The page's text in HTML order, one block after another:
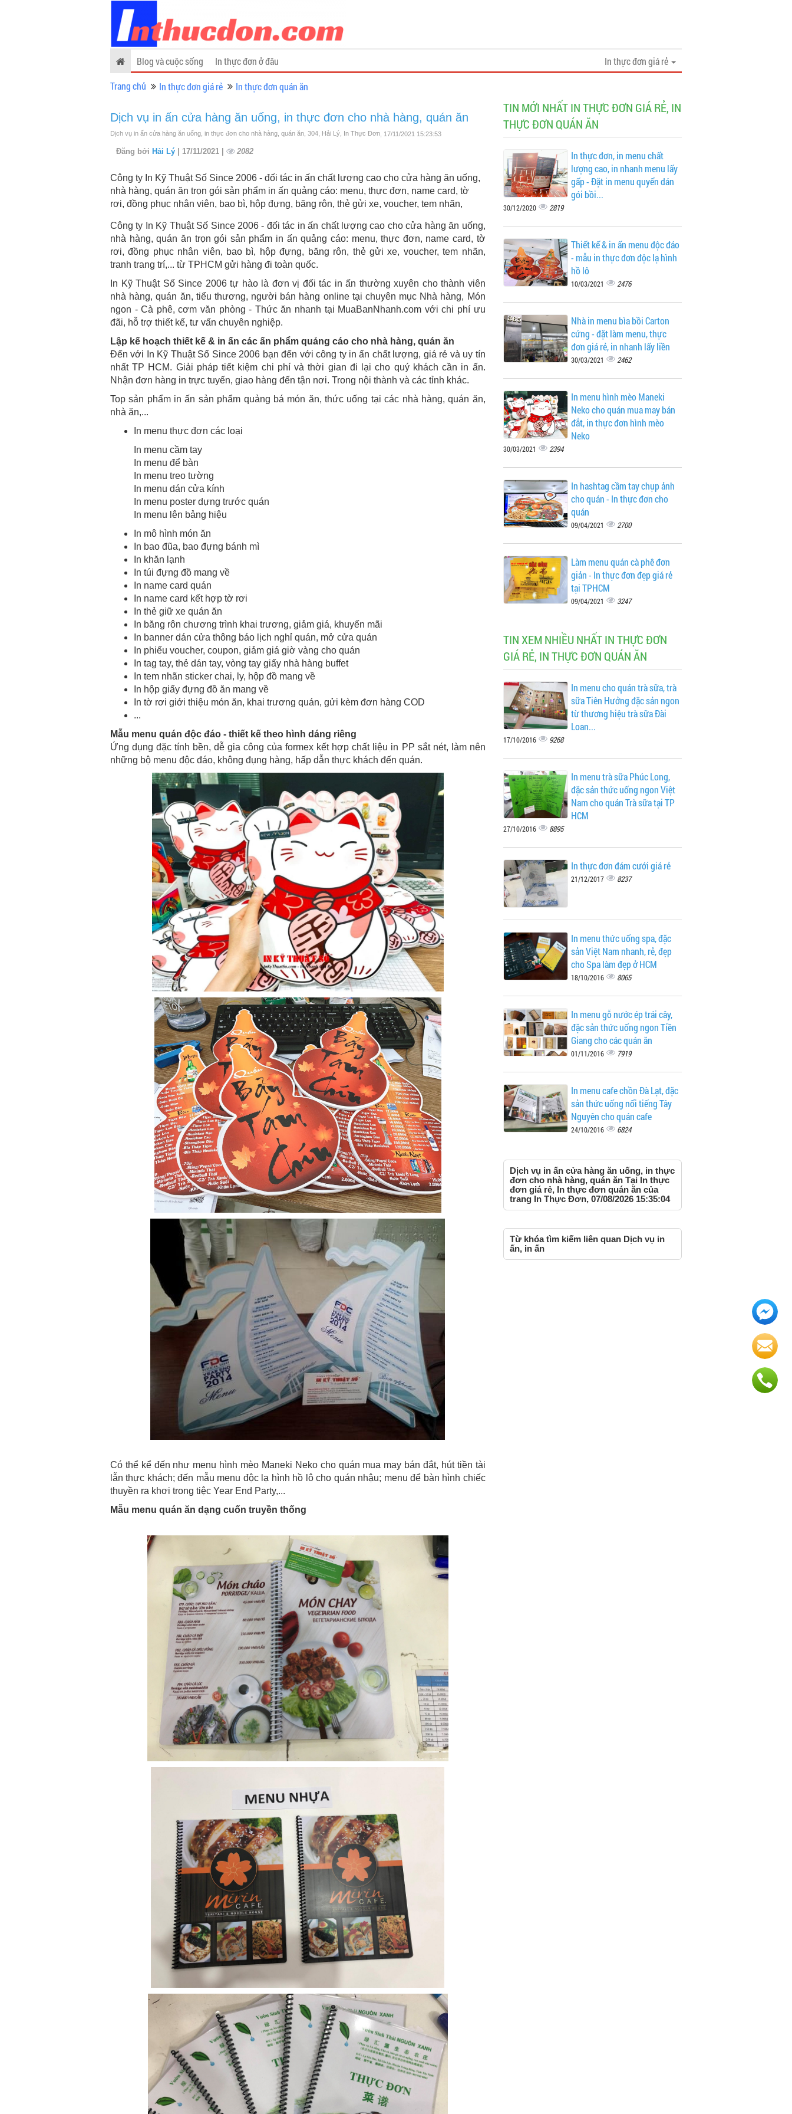
In thực đơn giá rẻ
Blog và cuộc sống
In thực đơn ở đâu
Trang chủ
In thực đơn giá rẻ In thực đơn quán ăn
Dịch vụ in ấn cửa hàng ăn uống, in thực đơn cho nhà hàng, quán ăn
Dịch vụ in ấn cửa hàng ăn uống, in thực đơn cho nhà hàng, quán ăn, 304, Hải Lý, In Thực Đơn , 17/11/2021 15:23:53
Đăng bởi Hải Lý | 17/11/2021 | 2082
Công ty In Kỹ Thuật Số Since 2006 - đối tác in ấn chất lượng cao cho cửa hàng ăn uống,
nhà hàng, quán ăn trọn gói sản phẩm in ấn quảng cáo: menu, thực đơn, name card, tờ
rơi, đồng phục nhân viên, bao bì, hộp đựng, băng rôn, thẻ gửi xe, voucher, tem nhãn,
Công ty In Kỹ Thuật Số Since 2006 - đối tác in ấn chất lượng cao cho cửa hàng ăn uống,
nhà hàng, quán ăn trọn gói sản phẩm in ấn quảng cáo: menu, thực đơn, name card, tờ
rơi, đồng phục nhân viên, bao bì, hộp đựng, băng rôn, thẻ gửi xe, voucher, tem nhãn,
tranh trang trí,... từ TPHCM gửi hàng đi toàn quốc.
In Kỹ Thuật Số Since 2006 tự hào là đơn vị đối tác in ấn thường xuyên cho thành viên
nhà hàng, quán ăn, tiểu thương, người bán hàng online tại chuyên mục Nhà hàng, Món
ngon - Cà phê, cơm văn phòng - Thức ăn nhanh tại MuaBanNhanh.com với chi phí ưu
đãi, hỗ trợ thiết kế, tư vấn chuyên nghiệp.
Lập kế hoạch thiết kế & in ấn các ấn phẩm quảng cáo cho nhà hàng, quán ăn
Đến với In Kỹ Thuật Số Since 2006 bạn đến với công ty in ấn chất lượng, giá rẻ và uy tín
nhất TP HCM. Giải pháp tiết kiệm chi phí và thời gian đi lại cho quý khách cần in ấn.
Nhận đơn hàng in trực tuyến, giao hàng đến tận nơi. Trong nội thành và các tỉnh khác.
Top sản phẩm in ấn sản phẩm quảng bá món ăn, thức uống tại các nhà hàng, quán ăn,
nhà ăn,...
In menu thực đơn các loại
In menu cầm tay
In menu để bàn
In menu treo tường
In menu dán cửa kính
In menu poster dựng trước quán
In menu lên bảng hiệu
In mô hình món ăn
In bao đũa, bao đựng bánh mì
In khăn lạnh
In túi đựng đồ mang về
In name card quán
In name card kết hợp tờ rơi
In thẻ giữ xe quán ăn
In băng rôn chương trình khai trương, giảm giá, khuyến mãi
In banner dán cửa thông báo lịch nghỉ quán, mở cửa quán
In phiếu voucher, coupon, giảm giá giờ vàng cho quán
In tag tay, thẻ dán tay, vòng tay giấy nhà hàng buffet
In tem nhãn sticker chai, ly, hộp đồ mang về
In hộp giấy đựng đồ ăn mang về
In tờ rơi giới thiệu món ăn, khai trương quán, gửi kèm đơn hàng COD
...
Mẫu menu quán độc đáo - thiết kế theo hình dáng riêng
Ứng dụng đặc tính bền, dễ gia công của formex kết hợp chất liệu in PP sắt nét, làm nên
những bộ menu độc đáo, không đụng hàng, hấp dẫn thực khách đến quán.
Có thể kể đến như menu hình mèo Maneki Neko cho quán mua may bán đắt, hút tiền tài
lẫn thực khách; đến mẫu menu độc lạ hình hồ lô cho quán nhậu; menu để bàn hình chiếc
thuyền ra khơi trong tiệc Year End Party,...
Mẫu menu quán ăn dạng cuốn truyền thống
TIN MỚI NHẤT IN THỰC ĐƠN GIÁ RẺ, IN
THỰC ĐƠN QUÁN ĂN
In thực đơn, in menu chất
lượng cao, in nhanh menu lấy
gấp - Đặt in menu quyển dán
gói bồi...
30/12/2020 2819
Thiết kế & in ấn menu độc đáo
- mẫu in thực đơn độc lạ hình
hồ lô
10/03/2021 2476
Nhà in menu bìa bồi Carton
cứng - đặt làm menu, thực
đơn giá rẻ, in nhanh lấy liền
30/03/2021 2462
In menu hình mèo Maneki
Neko cho quán mua may bán
đắt, in thực đơn hình mèo
Neko
30/03/2021 2394
In hashtag cầm tay chụp ảnh
cho quán - In thực đơn cho
quán
09/04/2021 2700
Làm menu quán cà phê đơn
giản - In thực đơn đẹp giá rẻ
tại TPHCM
09/04/2021 3247
TIN XEM NHIỀU NHẤT IN THỰC ĐƠN
GIÁ RẺ, IN THỰC ĐƠN QUÁN ĂN
In menu cho quán trà sữa, trà
sữa Tiên Hưởng đặc sản ngon
từ thương hiệu trà sữa Đài
Loan...
17/10/2016 9268
In menu trà sữa Phúc Long,
đặc sản thức uống ngon Việt
Nam cho quán Trà sữa tại TP
HCM
27/10/2016 8895
In thực đơn đám cưới giá rẻ
21/12/2017 8237
In menu thức uống spa, đặc
sản Việt Nam nhanh, rẻ, đẹp
cho Spa làm đẹp ở HCM
18/10/2016 8065
In menu gỗ nước ép trái cây,
đặc sản thức uống ngon Tiền
Giang cho các quán ăn
01/11/2016 7919
In menu cafe chồn Đà Lạt, đặc
sản thức uống nổi tiếng Tây
Nguyên cho quán cafe
24/10/2016 6824
Dịch vụ in ấn cửa hàng ăn uống, in thực
đơn cho nhà hàng, quán ăn Tại In thực
đơn giá rẻ, In thực đơn quán ăn của
trang In Thực Đơn, 07/08/2026 15:35:04
Từ khóa tìm kiếm liên quan Dịch vụ in
ấn, in ấn